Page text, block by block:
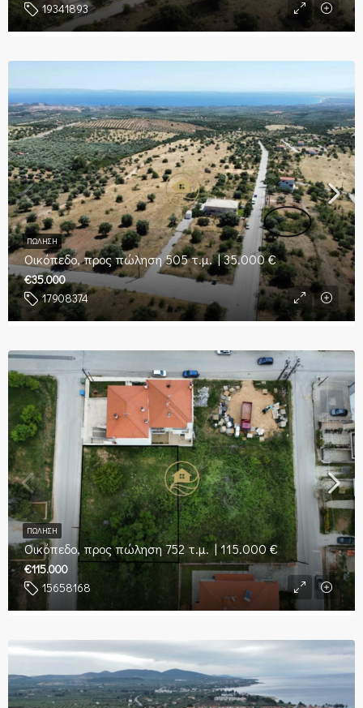
19341893
Οικόπεδο, προς πώληση 505 τ.μ. | 35.000 €
17908374
€35.000
ΠΏΛΗΣΗ
Οικόπεδο, προς πώληση 752 τ.μ. | 115.000 €
15658168
€115.000
ΠΏΛΗΣΗ